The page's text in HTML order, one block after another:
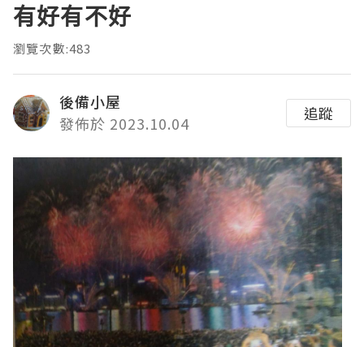
有好有不好
瀏覽次數:483
後備小屋
發佈於 2023.10.04
追蹤